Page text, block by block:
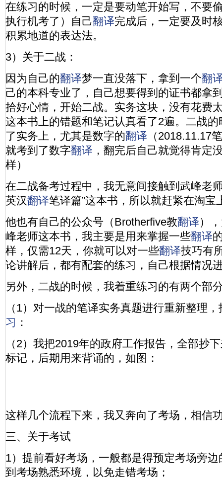
在练习的时候，一定是要动笔开始写，不要
执行机考了）自己翻译完成后，一定要及时
积累地道的表达法。
3）关于二战：
因为自己的翻译梦一直没落下，拿到一个翻
己的本科专业了，自己想要得到的证书都拿
拾好心情，开始二战。实务这块，没有花费
这本书上的错题和笔记认真看了2遍。二战
了实务上，尤其是数字的翻译 （2018.11.17
就考到了数字翻译 ，翻完后自己就觉得肯定
样）
在二战备考过程中，我无意间接触到武峰老
英汉翻译笔译篇”这本书，所以就赶紧在淘宝
他也有自己的公众号（Brotherfive教翻译）
峰老师这本书，我主要是用来掌握一些翻译
样，仅需12天，你就可以对一些翻译技巧有
论讲解后，都有配套的练习，自己根据情况
另外，二战的时候，我着重练习的有两个部
（1）对一战的笔译实务真题进行重新整理
习 ：
（2）我把2019年的政府工作报告，全部抄
标记，后期用来背诵的，如图：
这样几个流程下来，我又奔向了考场，相信
三、关于考试
1）提前看好考场，一般都是得预定考场旁
到考场熟悉环境，以免走错考场；